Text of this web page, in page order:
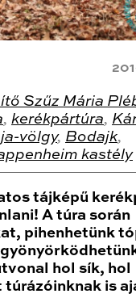
Szűz Mária
, kerékpártúra,
völgy, Bodajk,
kastély
tájképű
A túra során
pihenhetünk
hol sík, hol
is